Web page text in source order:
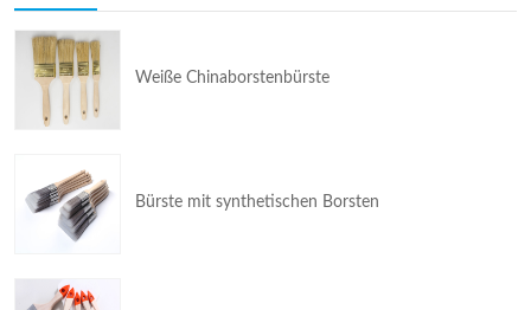
Weiße Chinaborstenbürste
Bürste mit synthetischen Borsten